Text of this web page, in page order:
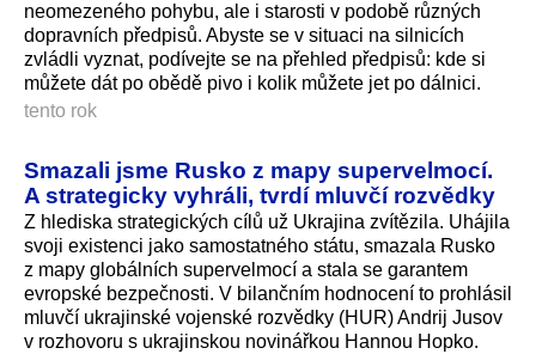
neomezeného pohybu, ale i starosti v podobě různých
dopravních předpisů. Abyste se v situaci na silnicích
zvládli vyznat, podívejte se na přehled předpisů: kde si
můžete dát po obědě pivo i kolik můžete jet po dálnici.
tento rok
Smazali jsme Rusko z mapy supervelmocí.
A strategicky vyhráli, tvrdí mluvčí rozvědky
Z hlediska strategických cílů už Ukrajina zvítězila. Uhájila
svoji existenci jako samostatného státu, smazala Rusko
z mapy globálních supervelmocí a stala se garantem
evropské bezpečnosti. V bilančním hodnocení to prohlásil
mluvčí ukrajinské vojenské rozvědky (HUR) Andrij Jusov
v rozhovoru s ukrajinskou novinářkou Hannou Hopko.